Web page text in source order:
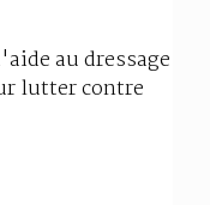
au dressage
lutter contre